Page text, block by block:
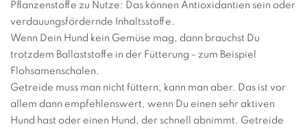
Pflanzenstoffe zu Nutze: Das können Antioxidantien sein oder
verdauungsfördernde Inhaltsstoffe.
Wenn Dein Hund kein Gemüse mag, dann brauchst Du
trotzdem Ballaststoffe in der Fütterung - zum Beispiel
Flohsamenschalen.
Getreide muss man nicht füttern, kann man aber. Das ist vor
allem dann empfehlenswert, wenn Du einen sehr aktiven
Hund hast oder einen Hund, der schnell abnimmt. Getreide